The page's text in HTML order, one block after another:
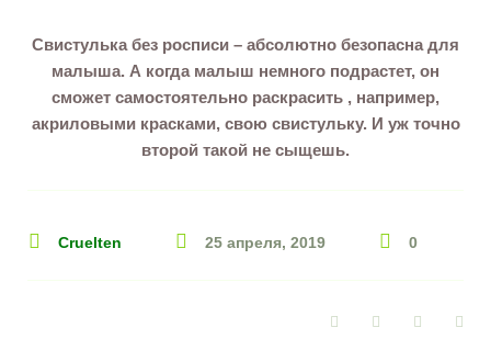
Свистулька без росписи – абсолютно безопасна для
малыша. А когда малыш немного подрастет, он
сможет самостоятельно раскрасить , например,
акриловыми красками, свою свистульку. И уж точно
второй такой не сыщешь.
Cruelten 25 апреля, 2019 0
FacebookTwitter Google+